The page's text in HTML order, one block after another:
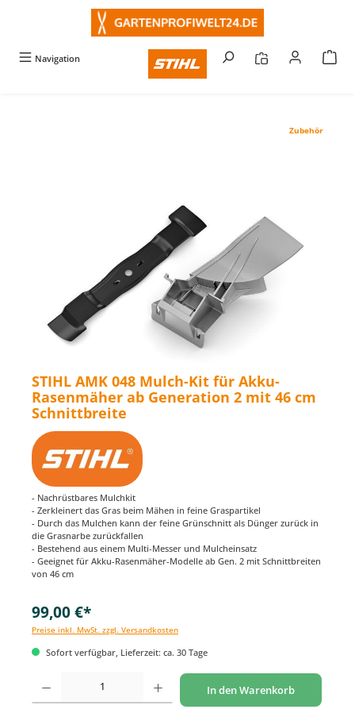
Navigation
Zubehör
STIHL AMK 048 Mulch-Kit für Akku-
Rasenmäher ab Generation 2 mit 46 cm
Schnittbreite
- Nachrüstbares Mulchkit
- Zerkleinert das Gras beim Mähen in feine Graspartikel
- Durch das Mulchen kann der feine Grünschnitt als Dünger zurück in
die Grasnarbe zurückfallen
- Bestehend aus einem Multi-Messer und Mulcheinsatz
- Geeignet für Akku-Rasenmäher-Modelle ab Gen. 2 mit Schnittbreiten
von 46 cm
99,00 €*
Preise inkl. MwSt. zzgl. Versandkosten
Sofort verfügbar, Lieferzeit: ca. 30 Tage
Produkt Anzahl: Gib den gewünschten Wert ein oder benutze die Schaltflächen um
In den Warenkorb